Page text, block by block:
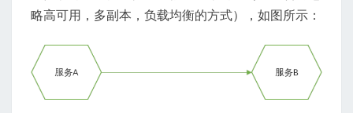
略高可用，多副本，负载均衡的方式），如图所示：